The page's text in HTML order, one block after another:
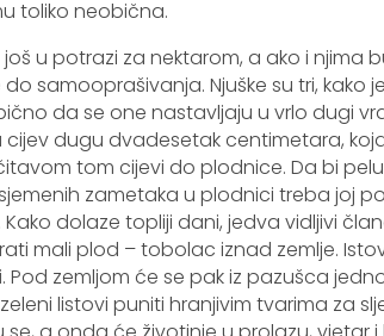
toliko neobična.
u potrazi za nektarom, a ako i njima
samooprašivanja. Njuške su tri, kako
da se one nastavljaju u vrlo dugi
cijev dugu dvadesetak centimetara,
tom cijevi do plodnice. Da bi
zametaka u plodnici treba joj
dolaze topliji dani, jedva vidljivi
mali plod – tobolac iznad zemlje.
zemljom će se pak iz pazušca
listovi puniti hranjivim tvarima za